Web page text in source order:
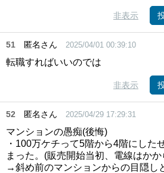
非表示
51 匿名さん 2025/04/01 00:39:10
転職すればいいのでは
非表示
52 匿名さん 2025/04/29 17:29:31
マンションの愚痴(後悔)
・100万ケチって5階から4階にした
まった。(販売開始当初、電線はか
→斜め前のマンションからの目隠し